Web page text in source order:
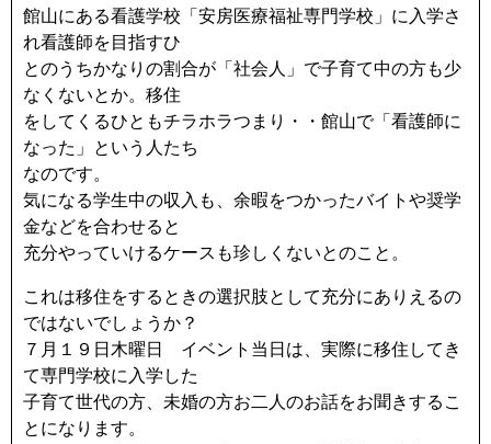
館山にある看護学校「安房医療福祉専門学校」に入学さ
れ看護師を目指すひ
とのうちかなりの割合が「社会人」で子育て中の方も少
なくないとか。移住
をしてくるひともチラホラつまり・・館山で「看護師に
なった」という人たち
なのです。
気になる学生中の収入も、余暇をつかったバイトや奨学
金などを合わせると
充分やっていけるケースも珍しくないとのこと。
これは移住をするときの選択肢として充分にありえるの
ではないでしょうか？
７月１９日木曜日 イベント当日は、実際に移住してき
て専門学校に入学した
子育て世代の方、未婚の方お二人のお話をお聞きするこ
とになります。